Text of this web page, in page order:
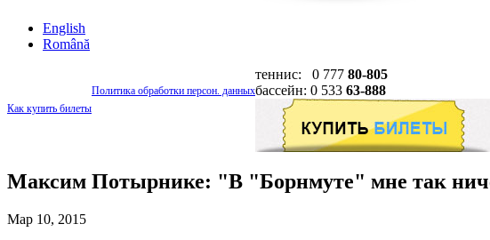
English
Română
Политика обработки персон. данных
Как купить билеты
теннис: 0 777 80-805
бассейн: 0 533 63-888
Максим Потырнике: "В "Борнмуте" мне так
Мар 10, 2015